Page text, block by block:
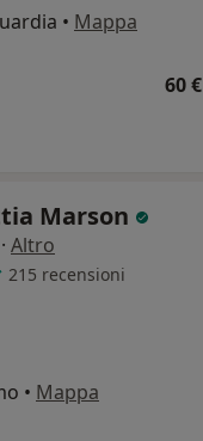
• Mappa
60 €
Marson
· Altro
215 recensioni
• Mappa